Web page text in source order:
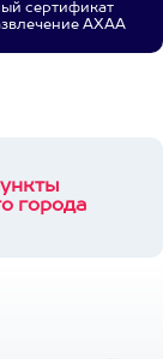
сертификат
АХАА
города